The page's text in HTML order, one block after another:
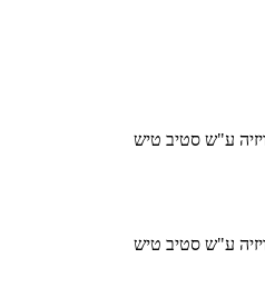
ע"ש סטיב טיש
ע"ש סטיב טיש